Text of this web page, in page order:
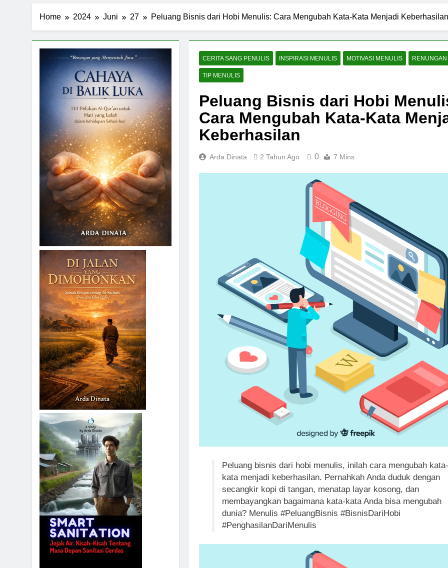
Home 2024 Juni 27 Peluang Bisnis dari Hobi Menulis: Cara Mengubah Kata-Kata Menjadi Keberhasilan
CERITA SANG PENULIS INSPIRASI MENULIS MOTIVASI MENULIS RENUNGAN
TIP MENULIS
Peluang Bisnis dari Hobi
Cara Mengubah Kata-Kata
Keberhasilan
Arda Dinata 2 Tahun Ago 0 7 Mins
Peluang bisnis dari hobi menulis, inilah cara mengubah kata-
kata menjadi keberhasilan. Pernahkah Anda duduk dengan
secangkir kopi di tangan, menatap layar kosong, dan
membayangkan bagaimana kata-kata Anda bisa mengubah
dunia? Menulis #PeluangBisnis #BisnisDariHobi
#PenghasilanDariMenulis